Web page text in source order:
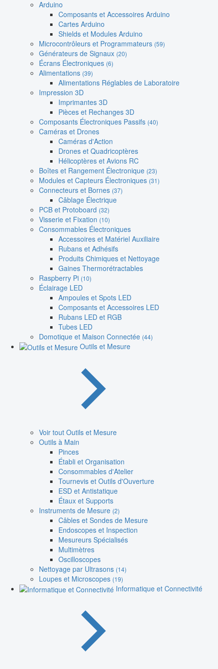
Arduino
Composants et Accessoires Arduino
Cartes Arduino
Shields et Modules Arduino
Microcontrôleurs et Programmateurs (59)
Générateurs de Signaux (20)
Écrans Électroniques (6)
Alimentations (39)
Alimentations Réglables de Laboratoire
Impression 3D
Imprimantes 3D
Pièces et Rechanges 3D
Composants Électroniques Passifs (40)
Caméras et Drones
Caméras d'Action
Drones et Quadricoptères
Hélicoptères et Avions RC
Boîtes et Rangement Électronique (23)
Modules et Capteurs Électroniques (31)
Connecteurs et Bornes (37)
Câblage Électrique
PCB et Protoboard (32)
Visserie et Fixation (10)
Consommables Électroniques
Accessoires et Matériel Auxiliaire
Rubans et Adhésifs
Produits Chimiques et Nettoyage
Gaines Thermorétractables
Raspberry Pi (10)
Éclairage LED
Ampoules et Spots LED
Composants et Accessoires LED
Rubans LED et RGB
Tubes LED
Domotique et Maison Connectée (44)
Outils et Mesure
Voir tout Outils et Mesure
Outils à Main
Pinces
Établi et Organisation
Consommables d'Atelier
Tournevis et Outils d'Ouverture
ESD et Antistatique
Étaux et Supports
Instruments de Mesure (2)
Câbles et Sondes de Mesure
Endoscopes et Inspection
Mesureurs Spécialisés
Multimètres
Oscilloscopes
Nettoyage par Ultrasons (14)
Loupes et Microscopes (19)
Informatique et Connectivité